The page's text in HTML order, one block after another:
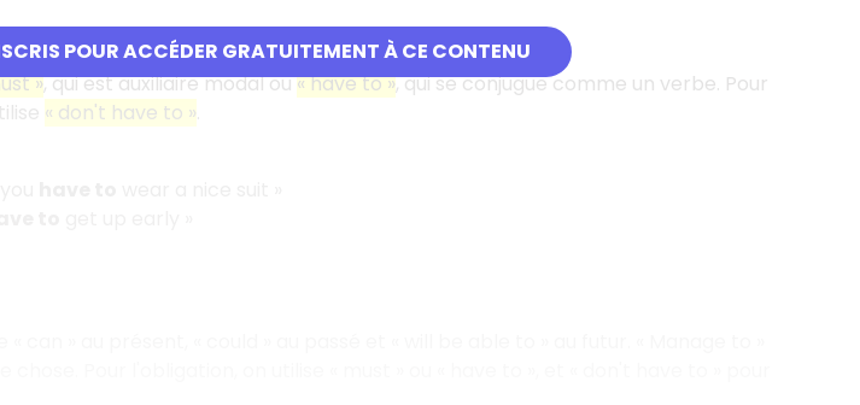
POUR ACCÉDER GRATUITEMENT À CE CONTENU
», qui est auxiliaire modal ou« have to », qui se conjugue comme un verbe. Pour
« don't have to »